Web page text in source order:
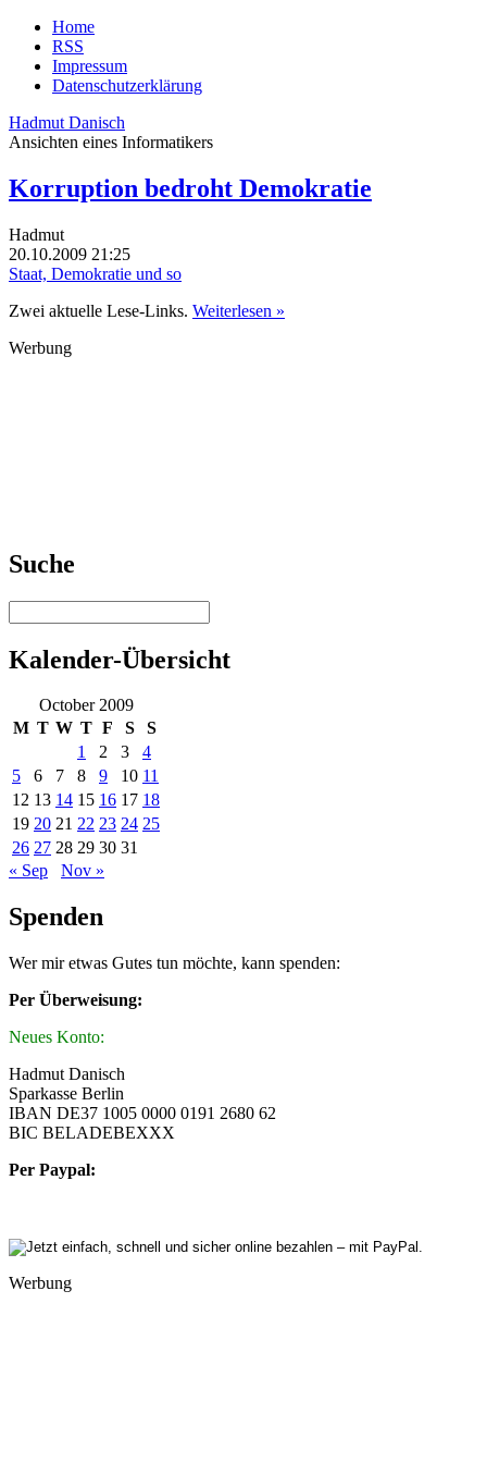
Home
RSS
Impressum
Datenschutzerklärung
Hadmut Danisch
Ansichten eines Informatikers
Korruption bedroht Demokratie
Hadmut
20.10.2009 21:25
Staat, Demokratie und so
Zwei aktuelle Lese-Links. Weiterlesen »
Werbung
Suche
Kalender-Übersicht
October 2009
M T W T F S
S
1
2 3
4
5
6 7 8 9 10 11
12 13 14 15 16 17 18
19 20 21 22 23 24 25
26 27 28 29 30 31
« Sep
Nov »
Spenden
Wer mir etwas Gutes tun möchte, kann spenden:
Per Überweisung:
Neues Konto:
Hadmut Danisch
Sparkasse Berlin
IBAN DE37 1005 0000 0191 2680 62
BIC BELADEBEXXX
Per Paypal:
Werbung